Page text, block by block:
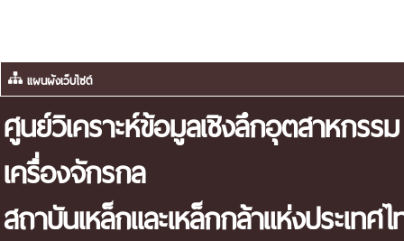
ศูนย์วิเคราะห์ข้อมูลเชิงลึกอุตสาหกรรม
เครื่องจักรกล
สถาบันเหล็กและเหล็กกล้าแห่งประเทศ